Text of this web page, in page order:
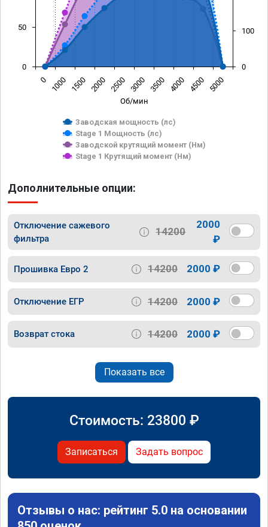
Об/мин
Заводская мощность (лс)
Stage 1 Мощность (лс)
Заводской крутящий момент (Нм)
Stage 1 Крутящий момент (Нм)
0 1000 1500 2000 2500 3000 3500 4000 4500 5000
0
50
0
100
Дополнительные опции:
Отключение сажевого
фильтра
14200
2000
₽
Прошивка Евро 2 14200 2000 ₽
Отключение ЕГР 14200 2000 ₽
Возврат стока 14200 2000 ₽
Показать все
Стоимость: 23800 ₽
Записаться Задать вопрос
Отзывы о нас: рейтинг 5.0 на основании